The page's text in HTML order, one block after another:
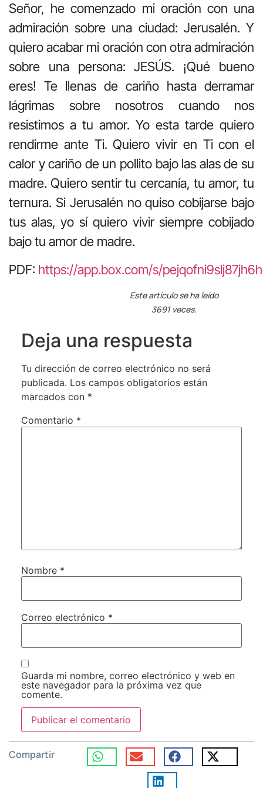
Señor, he comenzado mi oración con una
admiración sobre una ciudad: Jerusalén. Y
quiero acabar mi oración con otra admiración
sobre una persona: JESÚS. ¡Qué bueno
eres! Te llenas de cariño hasta derramar
lágrimas sobre nosotros cuando nos
resistimos a tu amor. Yo esta tarde quiero
rendirme ante Ti. Quiero vivir en Ti con el
calor y cariño de un pollito bajo las alas de su
madre. Quiero sentir tu cercanía, tu amor, tu
ternura. Si Jerusalén no quiso cobijarse bajo
tus alas, yo sí quiero vivir siempre cobijado
bajo tu amor de madre.
PDF: https://app.box.com/s/
Este artículo se ha leído
3691 veces.
Deja una respuesta
Tu dirección de correo electrónico no será
publicada. Los campos obligatorios están
marcados con *
Comentario *
Nombre *
Correo electrónico *
Guarda mi nombre, correo electrónico y web en
este navegador para la próxima vez que
comente.
Compartir